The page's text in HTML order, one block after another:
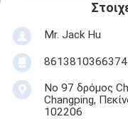
Mr. Jack Hu
8613810366374
Νο 97 δρόμος
Changping,
102206